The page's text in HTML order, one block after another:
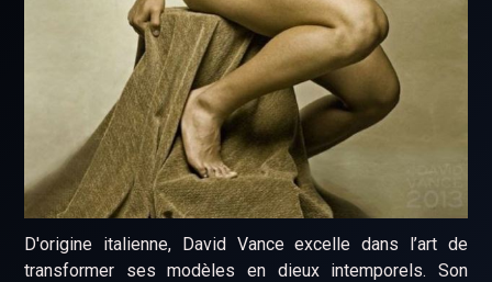
D'origine italienne, David Vance excelle dans l’art de
transformer ses modèles en dieux intemporels. Son